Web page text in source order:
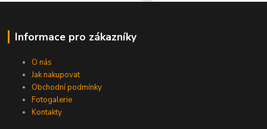
Informace pro zákazníky
O nás
Jak nakupovat
Obchodní podmínky
Fotogalerie
Kontakty